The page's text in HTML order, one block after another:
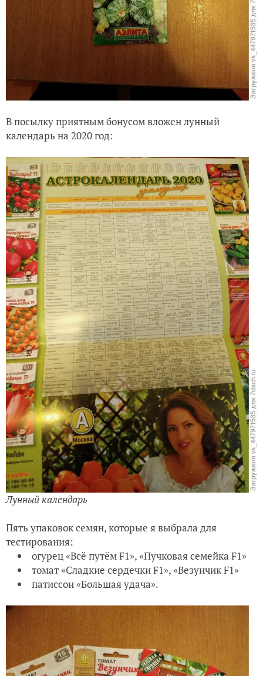
В посылку приятным бонусом вложен лунный
календарь на 2020 год:
Лунный календарь
Пять упаковок семян, которые я выбрала для
тестирования:
огурец «Всё путём F1», «Пучковая семейка F1»
томат «Сладкие сердечки F1», «Везунчик F1»
патиссон «Большая удача».